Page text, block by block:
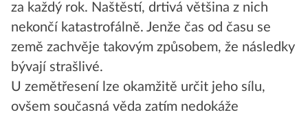
za každý rok. Naštěstí, drtivá většina z nich
nekončí katastrofálně. Jenže čas od času se
země zachvěje takovým způsobem, že následky
bývají strašlivé.
U zemětřesení lze okamžitě určit jeho sílu,
ovšem současná věda zatím nedokáže